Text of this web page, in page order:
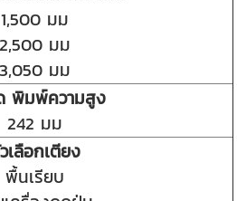
1,500 มม
2,500 มม
3,050 มม
พิมพ์ความสูง
242 มม
เลือกเตียง
พื้นเรียบ